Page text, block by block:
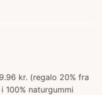
kr. (regalo 20% fra
100% naturgummi